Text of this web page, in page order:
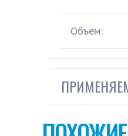
Объём: